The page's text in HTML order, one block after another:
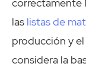
correctamente
las listas de
producción y
considera la